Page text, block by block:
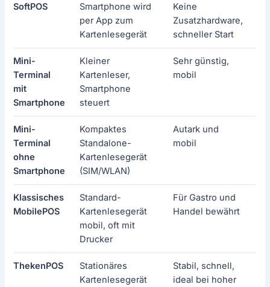
SoftPOS
Smartphone wird
per App zum
Kartenlesegerät
Keine
Zusatzhardware,
schneller Start
Mini-
Terminal
mit
Smartphone
Kleiner
Kartenleser,
Smartphone
steuert
Sehr günstig,
mobil
Mini-
Terminal
ohne
Smartphone
Kompaktes
Standalone-
Kartenlesegerät
(SIM/WLAN)
Autark und
mobil
Klassisches
MobilePOS
Standard-
Kartenlesegerät
mobil, oft mit
Drucker
Für Gastro und
Handel bewährt
ThekenPOS
Stationäres
Kartenlesegerät
Stabil, schnell,
ideal bei hoher